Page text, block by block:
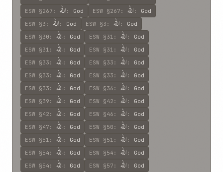
ESW §267 : اللّه : God ESW §267 : اللّه : God
ESW §3 : اللّه : God ESW §3 : اللّه : God
ESW §30 : اللّه : God ESW §31 : اللّه : God
ESW §31 : اللّه : God ESW §31 : اللّه : God
ESW §33 : اللّه : God ESW §33 : اللّه : God
ESW §33 : اللّه : God ESW §33 : اللّه : God
ESW §33 : اللّه : God ESW §36 : اللّه : God
ESW §39 : اللّه : God ESW §42 : اللّه : God
ESW §42 : اللّه : God ESW §46 : اللّه : God
ESW §47 : اللّه : God ESW §50 : اللّه : God
ESW §51 : اللّه : God ESW §51 : اللّه : God
ESW §54 : اللّه : God ESW §54 : اللّه : God
ESW §54 : اللّه : God ESW §57 : اللّه : God